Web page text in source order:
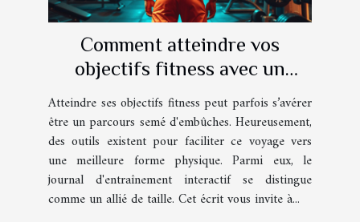
Comment atteindre vos
objectifs fitness avec un
journal d'entraînement
interactif
Atteindre ses objectifs fitness peut parfois s’avérer
être un parcours semé d'embûches. Heureusement,
des outils existent pour faciliter ce voyage vers
une meilleure forme physique. Parmi eux, le
journal d'entraînement interactif se distingue
comme un allié de taille. Cet écrit vous invite à...